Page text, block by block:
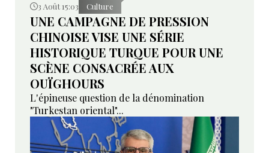
3 Août 15:03 Culture
UNE CAMPAGNE DE PRESSION
CHINOISE VISE UNE SÉRIE
HISTORIQUE TURQUE POUR UNE
SCÈNE CONSACRÉE AUX
OUÏGHOURS
L'épineuse question de la dénomination
"Turkestan oriental"...